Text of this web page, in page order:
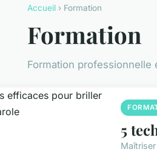
Accueil › Formation
Formation
Formation professionnelle
5